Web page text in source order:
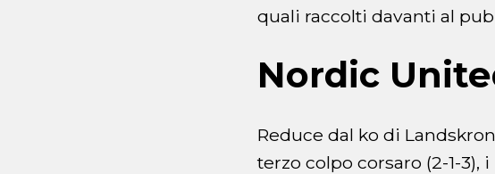
quali raccolti davanti al
Nordic
Reduce dal ko di
terzo colpo corsaro (2-1-3),